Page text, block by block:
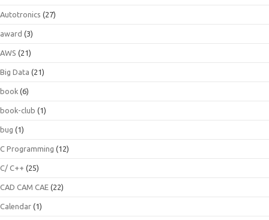
Autotronics (27)
award (3)
AWS (21)
Big Data (21)
book (6)
book-club (1)
bug (1)
C Programming (12)
C/ C++ (25)
CAD CAM CAE (22)
Calendar (1)